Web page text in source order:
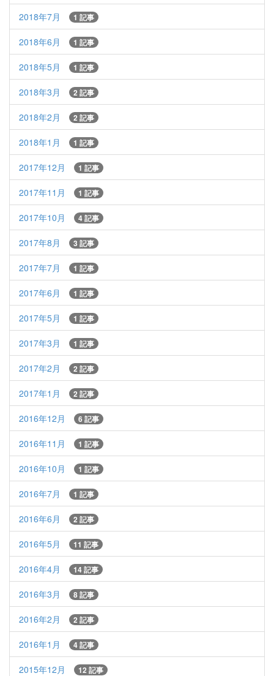
2018年7月 1 記事
2018年6月 1 記事
2018年5月 1 記事
2018年3月 2 記事
2018年2月 2 記事
2018年1月 1 記事
2017年12月 1 記事
2017年11月 1 記事
2017年10月 4 記事
2017年8月 3 記事
2017年7月 1 記事
2017年6月 1 記事
2017年5月 1 記事
2017年3月 1 記事
2017年2月 2 記事
2017年1月 2 記事
2016年12月 6 記事
2016年11月 1 記事
2016年10月 1 記事
2016年7月 1 記事
2016年6月 2 記事
2016年5月 11 記事
2016年4月 14 記事
2016年3月 8 記事
2016年2月 2 記事
2016年1月 4 記事
2015年12月 12 記事